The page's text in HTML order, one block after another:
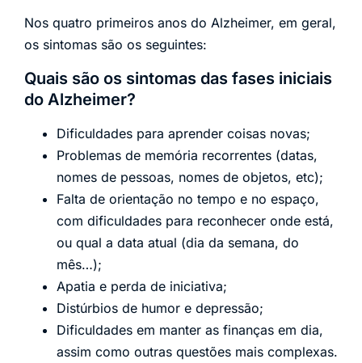
Nos quatro primeiros anos do Alzheimer, em geral,
os sintomas são os seguintes:
Quais são os sintomas das fases iniciais
do Alzheimer?
Dificuldades para aprender coisas novas;
Problemas de memória recorrentes (datas,
nomes de pessoas, nomes de objetos, etc);
Falta de orientação no tempo e no espaço,
com dificuldades para reconhecer onde está,
ou qual a data atual (dia da semana, do
mês…);
Apatia e perda de iniciativa;
Distúrbios de humor e depressão;
Dificuldades em manter as finanças em dia,
assim como outras questões mais complexas.